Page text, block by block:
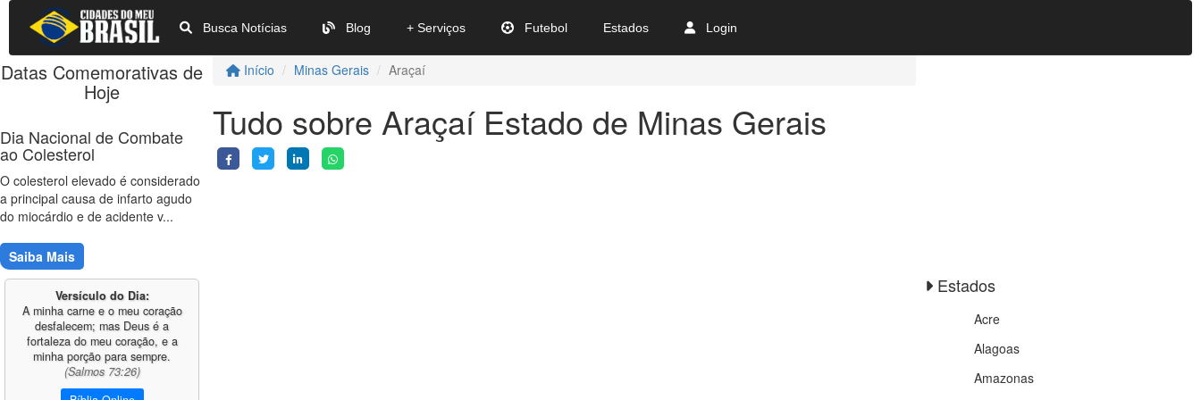
Busca Notícias Blog + Serviços Futebol Estados Login
Início Minas Gerais Araçaí
Tudo sobre Araçaí Estado de Minas Gerais
Datas Comemorativas de
Hoje
Dia Nacional de Combate
ao Colesterol
O colesterol elevado é considerado
a principal causa de infarto agudo
do miocárdio e de acidente v...
Saiba Mais
Versículo do Dia:
A minha carne e o meu coração
desfalecem; mas Deus é a
fortaleza do meu coração, e a
minha porção para sempre.
(Salmos 73:26)
Estados
Acre
Alagoas
Amazonas